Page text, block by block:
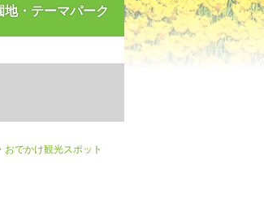
地・テーマパーク
でかけ観光スポット